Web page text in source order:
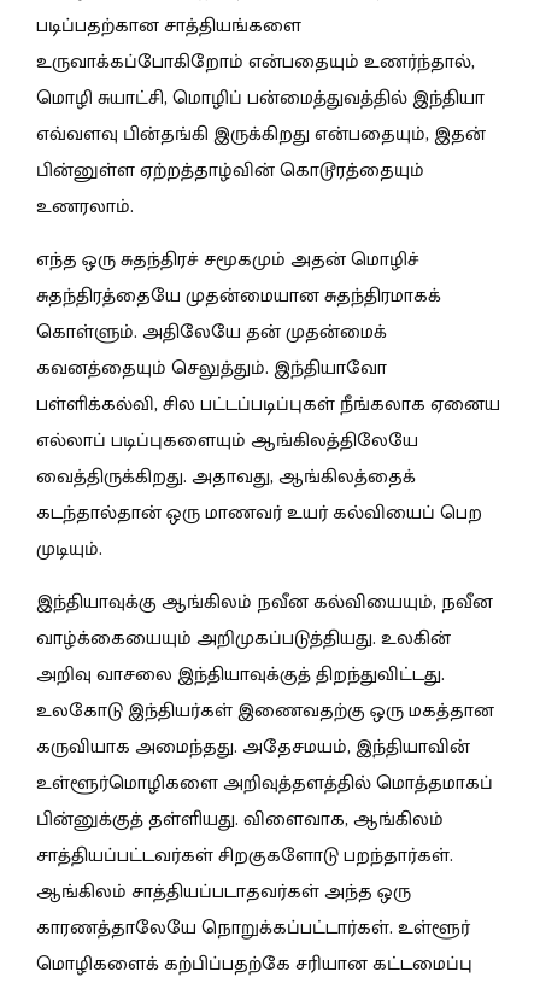
படிப்பதற்கான சாத்தியங்களை
உருவாக்கப்போகிறோம் என்பதையும் உணர்ந்தால்,
மொழி சுயாட்சி, மொழிப் பன்மைத்துவத்தில் இந்தியா
எவ்வளவு பின்தங்கி இருக்கிறது என்பதையும், இதன்
பின்னுள்ள ஏற்றத்தாழ்வின் கொடூரத்தையும்
உணரலாம்.
எந்த ஒரு சுதந்திரச் சமூகமும் அதன் மொழிச்
சுதந்திரத்தையே முதன்மையான சுதந்திரமாகக்
கொள்ளும். அதிலேயே தன் முதன்மைக்
கவனத்தையும் செலுத்தும். இந்தியாவோ
பள்ளிக்கல்வி, சில பட்டப்படிப்புகள் நீங்கலாக ஏனைய
எல்லாப் படிப்புகளையும் ஆங்கிலத்திலேயே
வைத்திருக்கிறது. அதாவது, ஆங்கிலத்தைக்
கடந்தால்தான் ஒரு மாணவர் உயர் கல்வியைப் பெற
முடியும்.
இந்தியாவுக்கு ஆங்கிலம் நவீன கல்வியையும், நவீன
வாழ்க்கையையும் அறிமுகப்படுத்தியது. உலகின்
அறிவு வாசலை இந்தியாவுக்குத் திறந்துவிட்டது.
உலகோடு இந்தியர்கள் இணைவதற்கு ஒரு மகத்தான
கருவியாக அமைந்தது. அதேசமயம், இந்தியாவின்
உள்ளூர்மொழிகளை அறிவுத்தளத்தில் மொத்தமாகப்
பின்னுக்குத் தள்ளியது. விளைவாக, ஆங்கிலம்
சாத்தியப்பட்டவர்கள் சிறகுகளோடு பறந்தார்கள்.
ஆங்கிலம் சாத்தியப்படாதவர்கள் அந்த ஒரு
காரணத்தாலேயே நொறுக்கப்பட்டார்கள். உள்ளூர்
மொழிகளைக் கற்பிப்பதற்கே சரியான கட்டமைப்பு